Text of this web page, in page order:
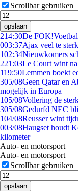
Scrollbar gebruiken
opslaan
214:30De
003:37Ajax veel te
102:34Nieuwkomers
221:03Le Court wint na
119:50Lemmen boekt
305/08Geen Qatar en
mogelijk in Europa
105/08Vollering de
305/08Gedurfd NEC
104/08Reusser wint
003/08Haugset houdt
kilometer
Auto- en motorsport
Auto- en motorsport
Scrollbar gebruiken
opslaan